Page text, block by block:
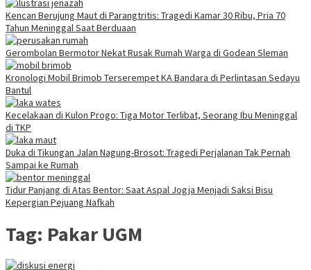
Kencan Berujung Maut di Parangtritis: Tragedi Kamar 30 Ribu, Pria 70
Tahun Meninggal Saat Berduaan
Gerombolan Bermotor Nekat Rusak Rumah Warga di Godean Sleman
Kronologi Mobil Brimob Terserempet KA Bandara di Perlintasan Sedayu
Bantul
Kecelakaan di Kulon Progo: Tiga Motor Terlibat, Seorang Ibu Meninggal
di TKP
Duka di Tikungan Jalan Nagung-Brosot: Tragedi Perjalanan Tak Pernah
Sampai ke Rumah
Tidur Panjang di Atas Bentor: Saat Aspal Jogja Menjadi Saksi Bisu
Kepergian Pejuang Nafkah
Tag: Pakar UGM